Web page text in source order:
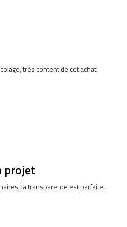
très content de cet achat.
projet
la transparence est parfaite.